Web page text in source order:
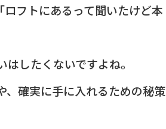
フトにあるって聞いたけど本
したくないですよね。
、確実に手に入れるための秘策